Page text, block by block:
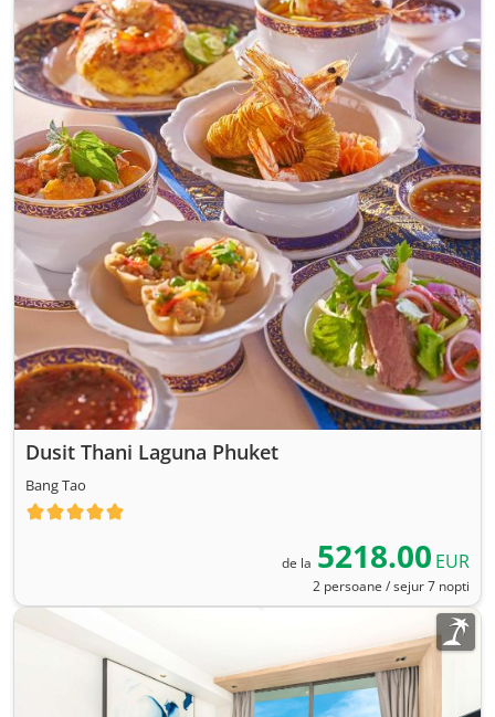
Dusit Thani Laguna Phuket
Bang Tao
de la 5218.00 EUR
2 persoane / sejur 7 nopti